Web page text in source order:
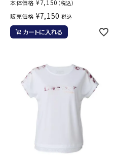
本体価格 ¥7,150 （税込）
販売価格 ¥7,150 税込
カートに入れる